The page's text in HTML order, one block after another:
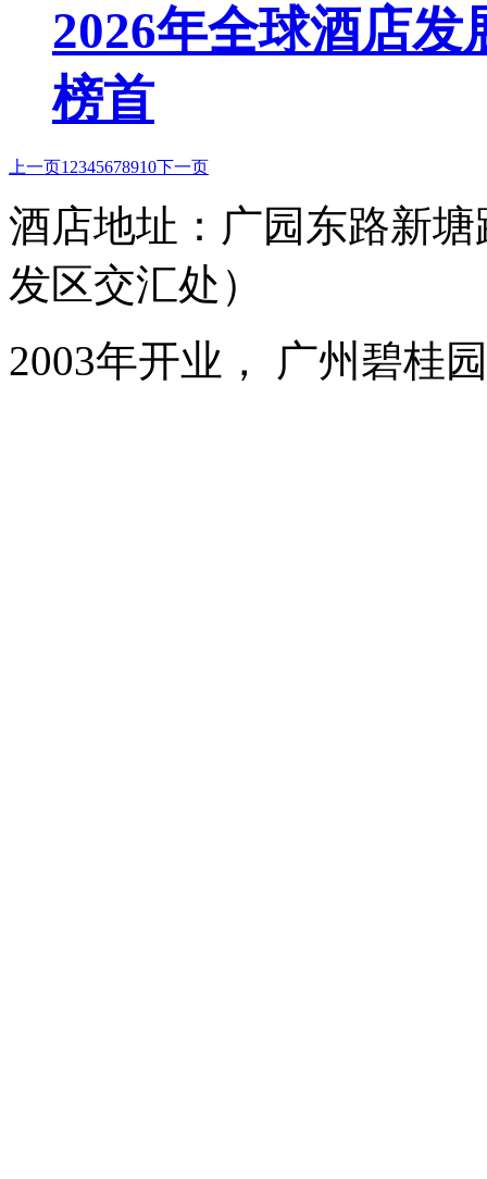
2026年全球酒店
榜首
上一页1 2345678910下一页
酒店地址：广园东路新
发区交汇处）
2003年开业， 广州碧